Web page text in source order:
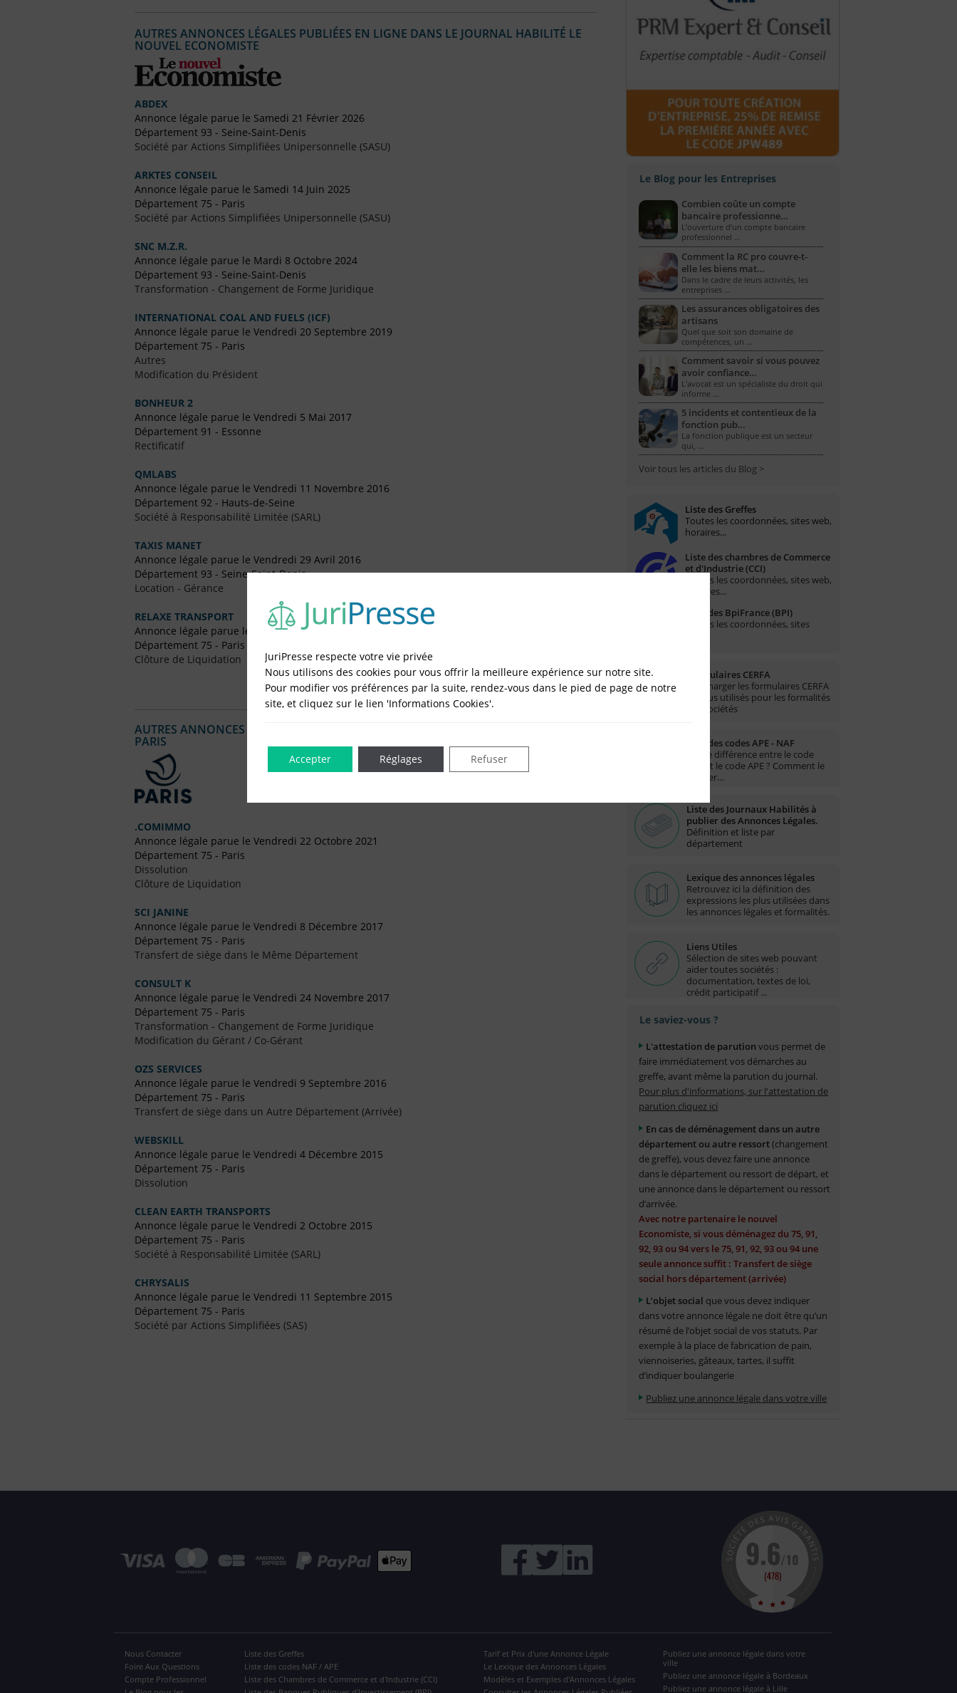
AUTRES ANNONCES LÉGALES PUBLIÉES EN LIGNE DANS LE JOURNAL HABILITÉ LE
NOUVEL ECONOMISTE
ABDEX
Annonce légale parue le Samedi 21 Février 2026
Département 93 - Seine-Saint-Denis
Société par Actions Simplifiées Unipersonnelle (SASU)
ARKTES CONSEIL
Annonce légale parue le Samedi 14 Juin 2025
Département 75 - Paris
Société par Actions Simplifiées Unipersonnelle (SASU)
SNC M.Z.R.
Annonce légale parue le Mardi 8 Octobre 2024
Département 93 - Seine-Saint-Denis
Transformation - Changement de Forme Juridique
INTERNATIONAL COAL AND FUELS (ICF)
Annonce légale parue le Vendredi 20 Septembre 2019
Département 75 - Paris
Autres
Modification du Président
BONHEUR 2
Annonce légale parue le Vendredi 5 Mai 2017
Département 91 - Essonne
Rectificatif
QMLABS
Annonce légale parue le Vendredi 11 Novembre 2016
Département 92 - Hauts-de-Seine
Société à Responsabilité Limitée (SARL)
TAXIS MANET
Annonce légale parue le Vendredi 29 Avril 2016
Département 93 - Seine-Saint-Denis
Location - Gérance
RELAXE TRANSPORT
Annonce légale parue le Vendredi 18 Décembre 2015
Département 75 - Paris
Clôture de Liquidation
AUTRES ANNONCES LÉGALES PUBLIÉES EN LIGNE DANS LE DÉPARTEMENT DU 75 -
PARIS
.COMIMMO
Annonce légale parue le Vendredi 22 Octobre 2021
Département 75 - Paris
Dissolution
Clôture de Liquidation
SCI JANINE
Annonce légale parue le Vendredi 8 Décembre 2017
Département 75 - Paris
Transfert de siège dans le Même Département
CONSULT K
Annonce légale parue le Vendredi 24 Novembre 2017
Département 75 - Paris
Transformation - Changement de Forme Juridique
Modification du Gérant / Co-Gérant
OZS SERVICES
Annonce légale parue le Vendredi 9 Septembre 2016
Département 75 - Paris
Transfert de siège dans un Autre Département (Arrivée)
WEBSKILL
Annonce légale parue le Vendredi 4 Décembre 2015
Département 75 - Paris
Dissolution
CLEAN EARTH TRANSPORTS
Annonce légale parue le Vendredi 2 Octobre 2015
Département 75 - Paris
Société à Responsabilité Limitée (SARL)
CHRYSALIS
Annonce légale parue le Vendredi 11 Septembre 2015
Département 75 - Paris
Société par Actions Simplifiées (SAS)
Le Blog pour les Entreprises
Combien coûte un compte
bancaire professionne…
L’ouverture d’un compte bancaire
professionnel …
Comment la RC pro couvre-t-
elle les biens mat…
Dans le cadre de leurs activités, les
entreprises …
Les assurances obligatoires des
artisans
Quel que soit son domaine de
compétences, un …
Comment savoir si vous pouvez
avoir confiance…
L'avocat est un spécialiste du droit qui
informe …
5 incidents et contentieux de la
fonction pub…
La fonction publique est un secteur
qui, …
Voir tous les articles du Blog >
Liste des Greffes
Toutes les coordonnées, sites web,
horaires...
Liste des chambres de Commerce
et d'Industrie (CCI)
Toutes les coordonnées, sites web,
horaires...
Liste des BpiFrance (BPI)
Toutes les coordonnées, sites
Formulaires CERFA
Télécharger les formulaires CERFA
les plus utilisés pour les formalités
des sociétés
Liste des codes APE - NAF
Quelle différence entre le code
NAF et le code APE ? Comment le
trouver…
Liste des Journaux Habilités à
publier des Annonces Légales.
Définition et liste par
département
Lexique des annonces légales
Retrouvez ici la définition des
expressions les plus utilisées dans
les annonces légales et formalités.
Liens Utiles
Sélection de sites web pouvant
aider toutes sociétés :
documentation, textes de loi,
crédit participatif ...
Le saviez-vous ?
L'attestation de parution vous permet de
faire immédiatement vos démarches au
greffe, avant même la parution du journal.
Pour plus d'informations, sur l'attestation de
parution cliquez ici
En cas de déménagement dans un autre
département ou autre ressort(changement
de greffe), vous devez faire une annonce
dans le département ou ressort de départ, et
une annonce dans le département ou ressort
d’arrivée.
Avec notre partenaire le nouvel
Economiste, si vous déménagez du 75, 91,
92, 93 ou 94 vers le 75, 91, 92, 93 ou 94 une
seule annonce suffit : Transfert de siège
social hors département (arrivée)
L’objet social que vous devez indiquer
dans votre annonce légale ne doit être qu’un
résumé de l’objet social de vos statuts. Par
exemple à la place de fabrication de pain,
viennoiseries, gâteaux, tartes, il suffit
d’indiquer boulangerie
Publiez une annonce légale dans votre ville
Nous Contacter
Foire Aux Questions
Compte Professionnel
Liste des Greffes
Liste des codes NAF / APE
Liste des Chambres de Commerce et d'Industrie (CCI)
Tarif et Prix d'une Annonce Légale
Le Lexique des Annonces Légales
Modèles et Exemples d'Annonces Légales
Publiez une annonce légale dans votre
ville
Publiez une annonce légale à Bordeaux
Publiez une annonce légale à Lille
JuriPresse respecte votre vie privée
Nous utilisons des cookies pour vous offrir la meilleure expérience sur notre site.
Pour modifier vos préférences par la suite, rendez-vous dans le pied de page de notre
site, et cliquez sur le lien 'Informations Cookies'.
Accepter Refuser
Réglages